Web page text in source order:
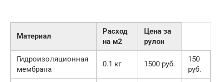
Материал
Расход
на м2
Цена за
рулон
Гидроизоляционная
мембрана
0.1 кг 1500 руб.
150
руб.